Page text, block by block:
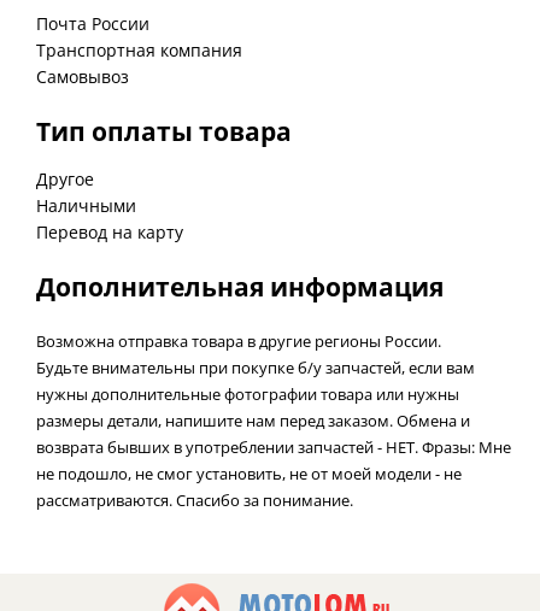
Почта России
Транспортная компания
Самовывоз
Тип оплаты товара
Другое
Наличными
Перевод на карту
Дополнительная информация
Возможна отправка товара в другие регионы России.
Будьте внимательны при покупке б/у запчастей, если вам
нужны дополнительные фотографии товара или нужны
размеры детали, напишите нам перед заказом. Обмена и
возврата бывших в употреблении запчастей - НЕТ. Фразы: Мне
не подошло, не смог установить, не от моей модели - не
рассматриваются. Спасибо за понимание.